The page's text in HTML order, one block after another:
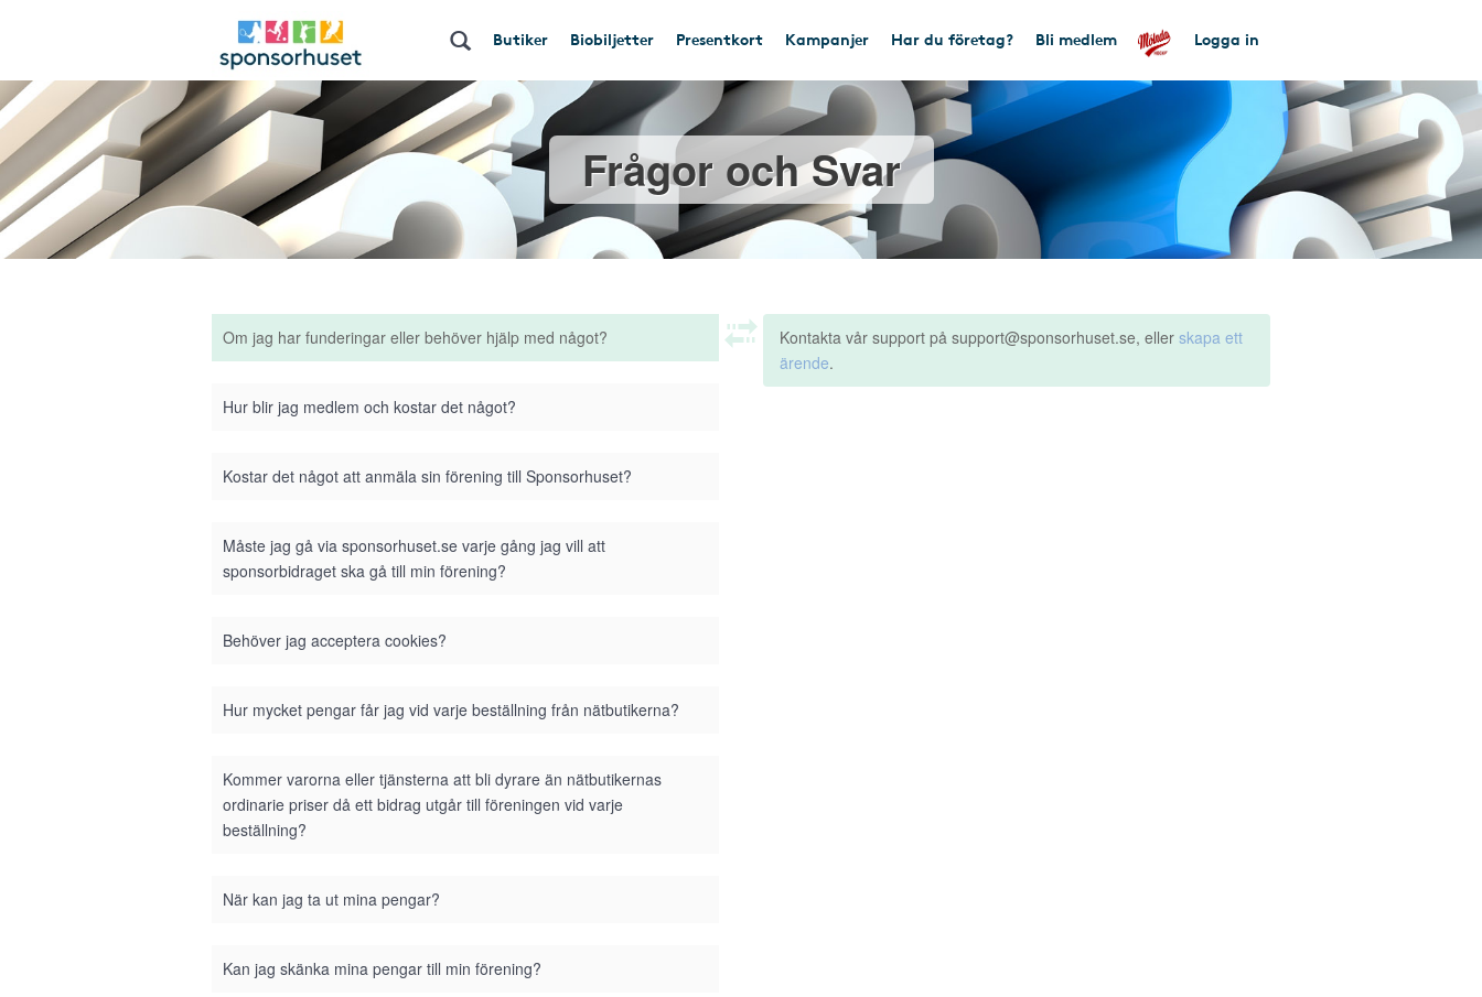
Butiker Biobiljetter Presentkort Kampanjer Har du företag? Bli medlem Logga in
Frågor och Svar
Om jag har funderingar eller behöver hjälp med något?
Hur blir jag medlem och kostar det något?
Kostar det något att anmäla sin förening till Sponsorhuset?
Måste jag gå via sponsorhuset.se varje gång jag vill att
sponsorbidraget ska gå till min förening?
Behöver jag acceptera cookies?
Hur mycket pengar får jag vid varje beställning från nätbutikerna?
Kommer varorna eller tjänsterna att bli dyrare än nätbutikernas
ordinarie priser då ett bidrag utgår till föreningen vid varje
beställning?
När kan jag ta ut mina pengar?
Kan jag skänka mina pengar till min förening?
Kontakta vår support på support@sponsorhuset.se, eller skapa ett
ärende.